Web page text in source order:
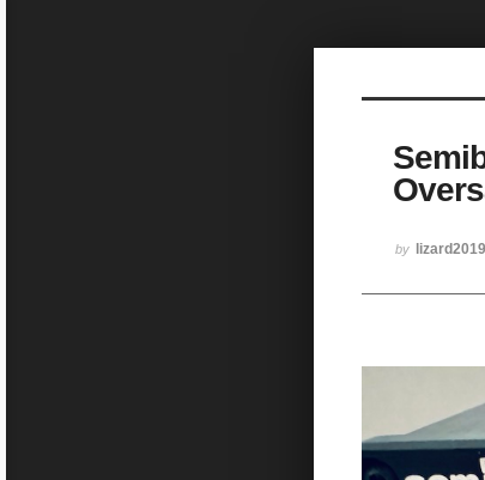
by lizard2019
Sketchbook5, 스케치북5
Sketchbook5, 스케치북5